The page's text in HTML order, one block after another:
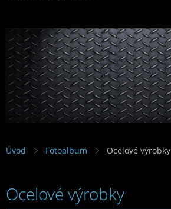
Úvod Fotoalbum Ocelové výrobky
Ocelové výrobky